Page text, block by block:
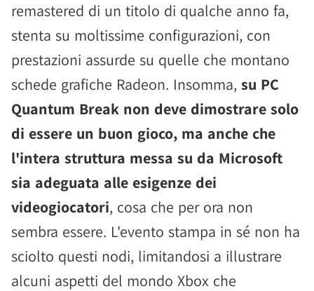
remastered di un titolo di qualche anno fa,
stenta su moltissime configurazioni, con
prestazioni assurde su quelle che montano
schede grafiche Radeon. Insomma, su PC
Quantum Break non deve dimostrare solo
di essere un buon gioco, ma anche che
l'intera struttura messa su da Microsoft
sia adeguata alle esigenze dei
videogiocatori, cosa che per ora non
sembra essere. L'evento stampa in sé non ha
sciolto questi nodi, limitandosi a illustrare
alcuni aspetti del mondo Xbox che